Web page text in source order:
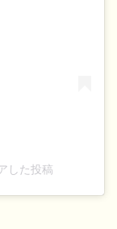
した投稿